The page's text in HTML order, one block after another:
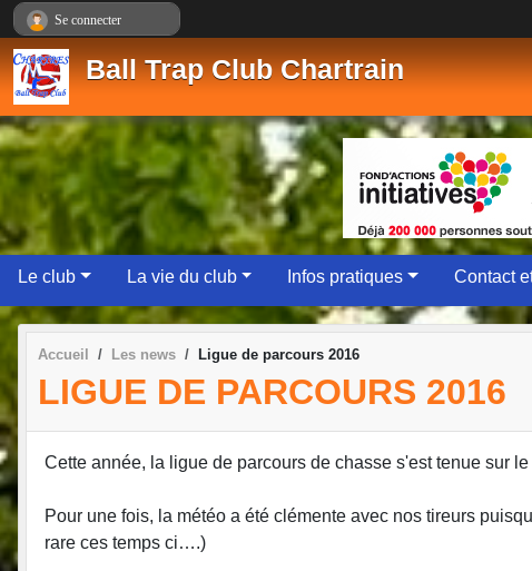
Ball Trap Club Chartrain
Le club La vie du club Infos pratiques Contact
Accueil Les news Ligue de parcours 2016
LIGUE DE PARCOURS 2016
Cette année, la ligue de parcours de chasse s'est tenue sur
Pour une fois, la météo a été clémente avec nos tireurs
rare ces temps ci….)
Se connecter
Panneau de gestion des cookies